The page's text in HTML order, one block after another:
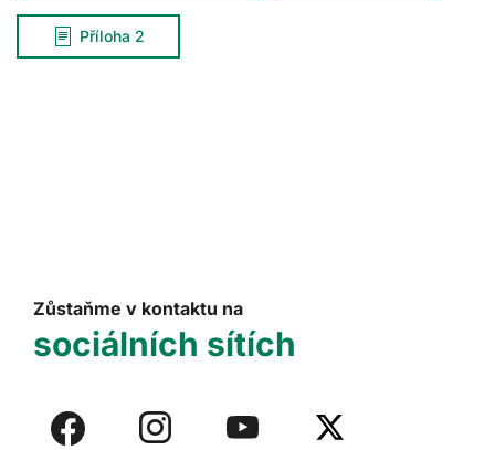
Příloha 2
Zůstaňme v kontaktu na
sociálních sítích